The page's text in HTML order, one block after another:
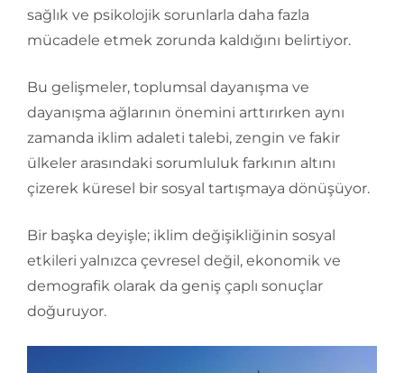
sağlık ve psikolojik sorunlarla daha fazla
mücadele etmek zorunda kaldığını belirtiyor.
Bu gelişmeler, toplumsal dayanışma ve
dayanışma ağlarının önemini arttırırken aynı
zamanda iklim adaleti talebi, zengin ve fakir
ülkeler arasındaki sorumluluk farkının altını
çizerek küresel bir sosyal tartışmaya dönüşüyor.
Bir başka deyişle; iklim değişikliğinin sosyal
etkileri yalnızca çevresel değil, ekonomik ve
demografik olarak da geniş çaplı sonuçlar
doğuruyor.